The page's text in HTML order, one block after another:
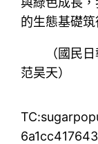
的生態基礎筑
（國民
范昊天）